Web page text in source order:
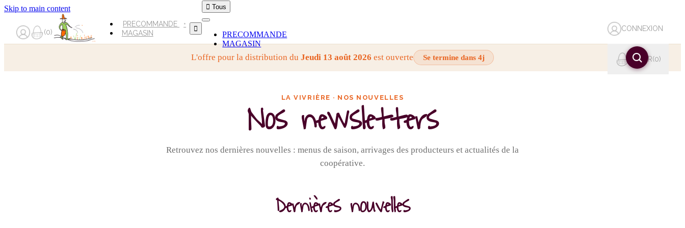
Skip to main content
PRECOMMANDE
MAGASIN

 Tous
PRECOMMANDE
MAGASIN
CONNEXION
PANIER 0
0
L'offre pour la distribution du Jeudi 13 août 2026 est ouverte Se termine dans 4j
LA VIVRIÈRE · NOS NOUVELLES
Nos newsletters
Retrouvez nos dernières nouvelles : menus de saison, arrivages des producteurs et actualités de la
coopérative.
Dernières nouvelles